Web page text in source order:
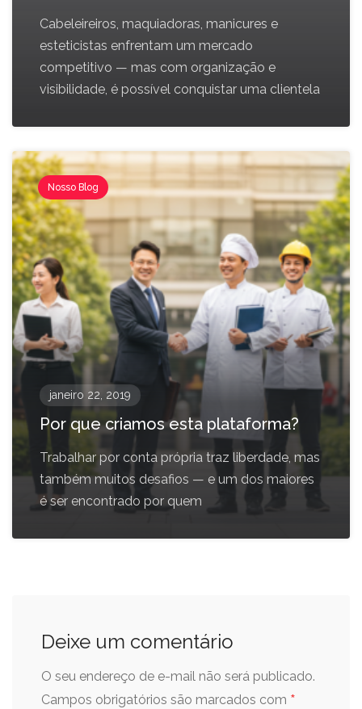
Cabeleireiros, maquiadoras, manicures e
esteticistas enfrentam um mercado
competitivo — mas com organização e
visibilidade, é possível conquistar uma clientela
Nosso Blog
janeiro 22, 2019
Por que criamos esta plataforma?
Trabalhar por conta própria traz liberdade, mas
também muitos desafios — e um dos maiores
é ser encontrado por quem
Deixe um comentário
O seu endereço de e-mail não será publicado.
Campos obrigatórios são marcados com *